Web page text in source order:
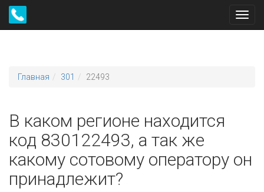
Главная 301 22493
В каком регионе находится
код 830122493, а так же
какому сотовому оператору он
принадлежит?